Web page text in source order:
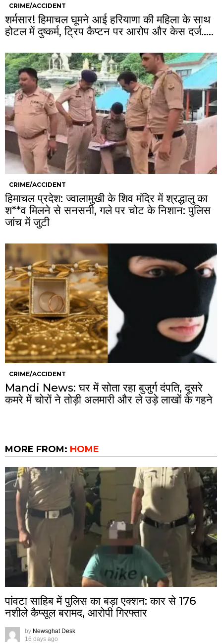
CRIME/ACCIDENT
शर्मसार! हिमाचल घूमने आई हरियाणा की महिला के साथ
होटल में दुष्कर्म, ट्रिप कैप्टन पर आरोप और केस दर्ज…..
CRIME/ACCIDENT
हिमाचल प्रदेश: ज्वालामुखी के शिव मंदिर में श्रद्धालु का
श**व मिलने से सनसनी, गले पर चोट के निशान: पुलिस
जांच में जुटी
CRIME/ACCIDENT
Mandi News: घर में सोता रहा बुजुर्ग दंपति, दूसरे
कमरे में चोरों ने तोड़ी अलमारी और ले उड़े लाखों के गहने
MORE FROM: HOME
पांवटा साहिब में पुलिस का बड़ा एक्शन: कार से 176
नशीले कैप्सूल बरामद, आरोपी गिरफ्तार
by Newsghat Desk
16 days ago